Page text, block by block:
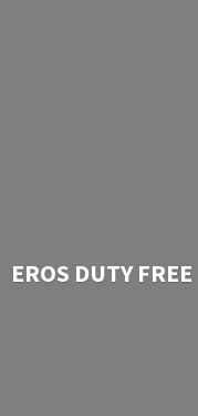
EROS DUTY FREE